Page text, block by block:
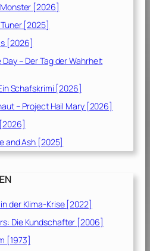
[2026]
[2025]
[2026]
– Der Tag der Wahrheit
Schafskrimi [2026]
– Project Hail Mary [2026]
and Ash [2025]
der Klima-Krise [2022]
Die Kundschafter [2006]
[1973]